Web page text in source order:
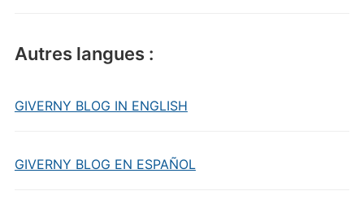
Autres langues :
GIVERNY BLOG IN ENGLISH
GIVERNY BLOG EN ESPAÑOL